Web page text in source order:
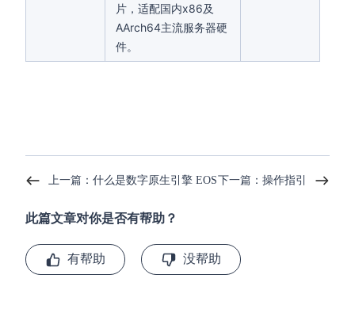
片，适配国内x86及
AArch64主流服务器硬
件。
上一篇：什么是数字原生引擎 EOS下一篇：操作指引
此篇文章对你是否有帮助？
有帮助 没帮助